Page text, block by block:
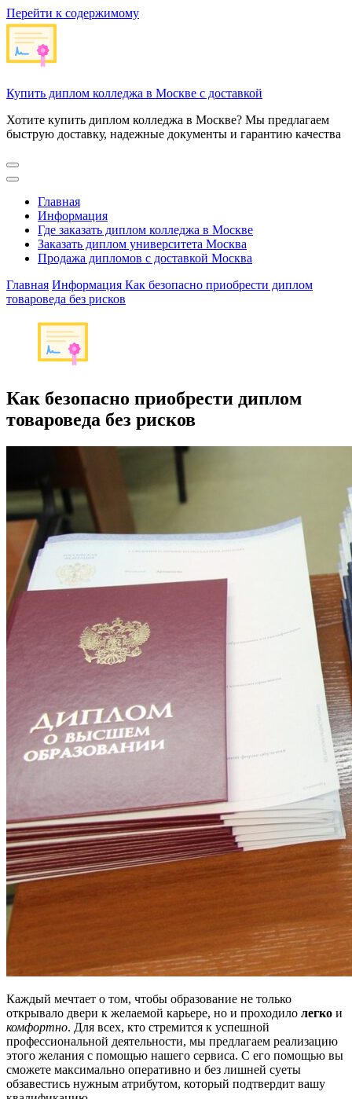
Перейти к содержимому
Купить диплом колледжа в Москве с доставкой
Хотите купить диплом колледжа в Москве? Мы предлагаем
быструю доставку, надежные документы и гарантию качества
Главная
Информация
Где заказать диплом колледжа в Москве
Заказать диплом университета Москва
Продажа дипломов с доставкой Москва
Главная Информация Как безопасно приобрести диплом
товароведа без рисков
Как безопасно приобрести диплом
товароведа без рисков
Каждый мечтает о том, чтобы образование не только
открывало двери к желаемой карьере, но и проходило легко и
комфортно. Для всех, кто стремится к успешной
профессиональной деятельности, мы предлагаем реализацию
этого желания с помощью нашего сервиса. С его помощью вы
сможете максимально оперативно и без лишней суеты
обзавестись нужным атрибутом, который подтвердит вашу